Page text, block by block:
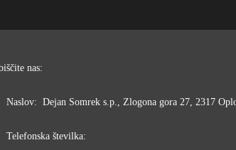
nas:
Naslov: Dejan Somrek s.p., Zlogona gora 27, 2317
Telefonska številka: